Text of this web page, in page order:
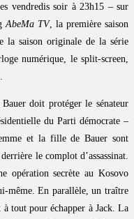
vendredis soir à 23h15 – sur
AbeMa TV, la première saison
la saison originale de la série
numérique, le split-screen,
doit protéger le sénateur
du Parti démocrate –
et la fille de Bauer sont
le complot d’assassinat.
opération secrète au Kosovo
même. En parallèle, un traître
tout pour échapper à Jack. La